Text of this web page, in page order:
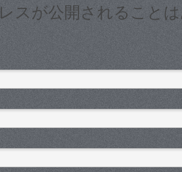
スが公開されること